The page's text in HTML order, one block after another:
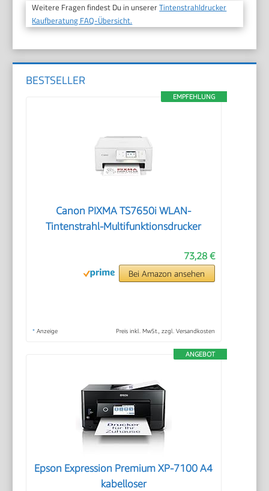
Weitere Fragen findest Du in unsererTintenstrahldrucker
Kaufberatung FAQ-Übersicht.
BESTSELLER
EMPFEHLUNG
Canon PIXMA TS7650i WLAN-
Tintenstrahl-Multifunktionsdrucker
73,28 €
Bei Amazon ansehen
* Anzeige Preis inkl. MwSt., zzgl. Versandkosten
ANGEBOT
Epson Expression Premium XP-7100 A4
kabelloser